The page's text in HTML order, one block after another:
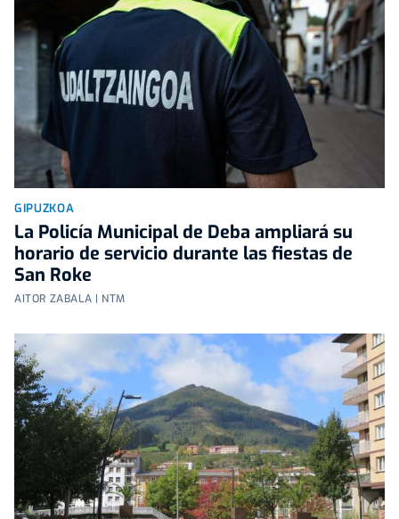
GIPUZKOA
La Policía Municipal de Deba ampliará su
horario de servicio durante las fiestas de
San Roke
AITOR ZABALA | NTM